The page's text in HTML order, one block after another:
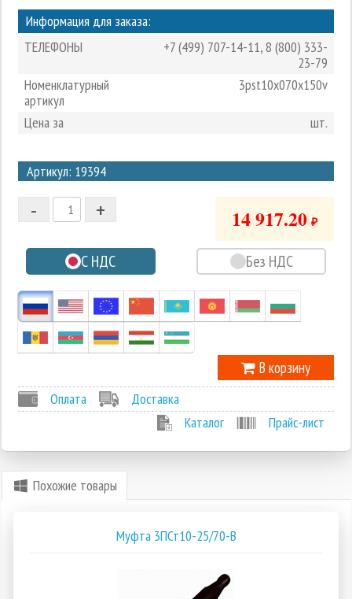
Информация для заказа:
ТЕЛЕФОНЫ
+7 (499) 707-14-11,8 (800) 333-
23-79
Номенклатурный
артикул
3pst10x070x150v
Цена за шт.
Артикул: 19394
2
1
-1
+
- 14 917.20 ₽
С НДС Без НДС
В корзину
Оплата
Доставка
Каталог
Прайс-лист
Похожие товары
Муфта 3ПСт10-25/70-В